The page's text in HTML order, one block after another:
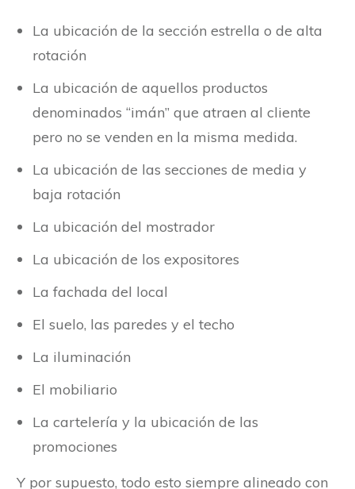
La ubicación de la sección estrella o de alta
rotación
La ubicación de aquellos productos
denominados “imán” que atraen al cliente
pero no se venden en la misma medida.
La ubicación de las secciones de media y
baja rotación
La ubicación del mostrador
La ubicación de los expositores
La fachada del local
El suelo, las paredes y el techo
La iluminación
El mobiliario
La cartelería y la ubicación de las
promociones
Y por supuesto, todo esto siempre alineado con